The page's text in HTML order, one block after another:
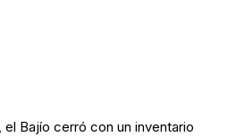
Bajío cerró con un inventario